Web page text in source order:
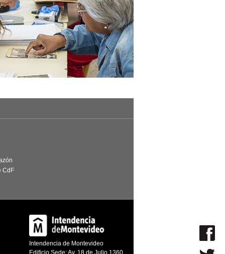
CdF
Intendencia de Montevideo
Edificio Sede: Av. 18 de Julio 1360